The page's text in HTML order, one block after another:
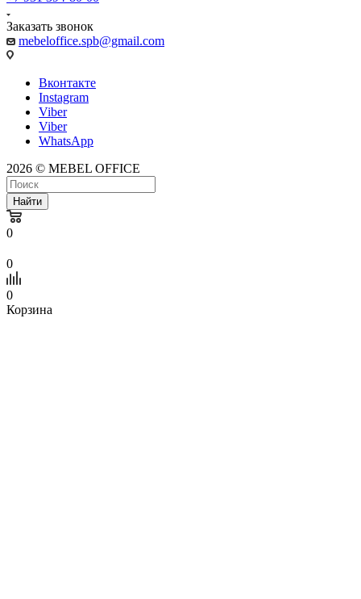
Заказать звонок
mebeloffice.spb@gmail.com
Вконтакте
Instagram
Viber
Viber
WhatsApp
2026 © MEBEL OFFICE
Найти
0
0
0
Корзина